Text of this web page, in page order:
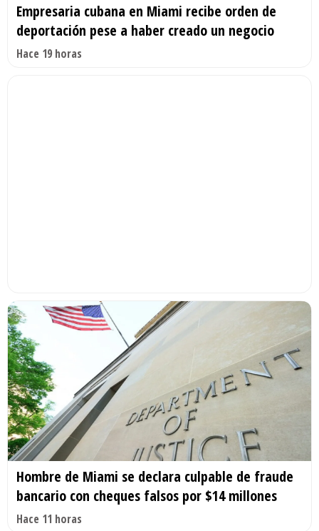
Empresaria cubana en Miami recibe orden de
deportación pese a haber creado un negocio
Hace 19 horas
Hombre de Miami se declara culpable de fraude
bancario con cheques falsos por $14 millones
Hace 11 horas